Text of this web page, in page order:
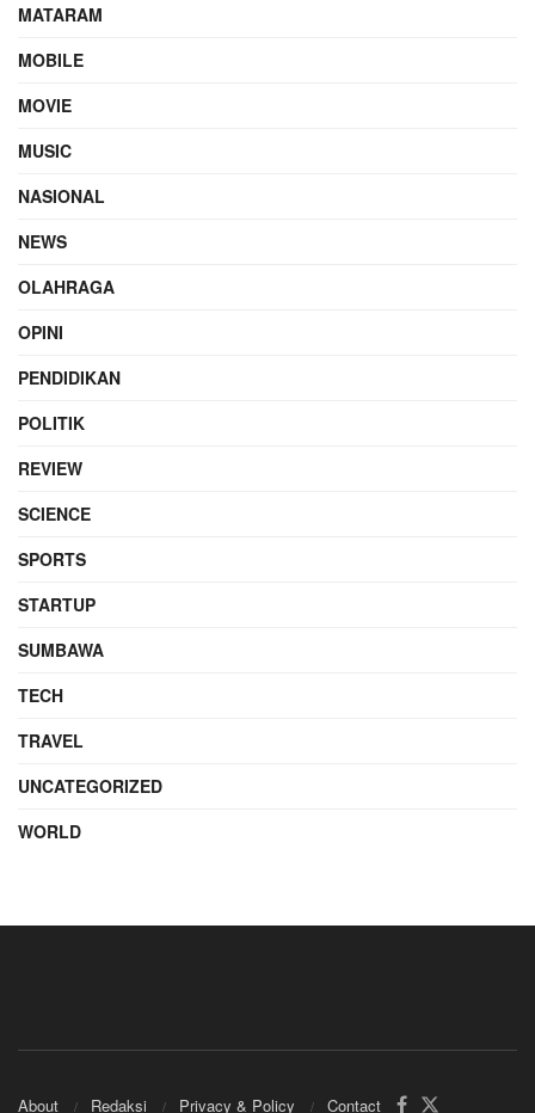
MATARAM
MOBILE
MOVIE
MUSIC
NASIONAL
NEWS
OLAHRAGA
OPINI
PENDIDIKAN
POLITIK
REVIEW
SCIENCE
SPORTS
STARTUP
SUMBAWA
TECH
TRAVEL
UNCATEGORIZED
WORLD
About Redaksi Privacy & Policy Contact